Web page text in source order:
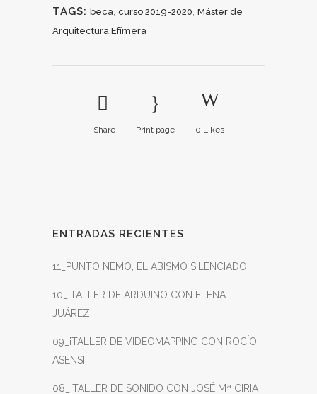
TAGS: beca, curso 2019-2020, Máster de
Arquitectura Efímera
Share Print page 0 Likes
ENTRADAS RECIENTES
11_PUNTO NEMO, EL ABISMO SILENCIADO
10_¡TALLER DE ARDUINO CON ELENA
JUÁREZ!
09_¡TALLER DE VIDEOMAPPING CON ROCÍO
ASENSI!
08_¡TALLER DE SONIDO CON JOSÉ Mª CIRIA